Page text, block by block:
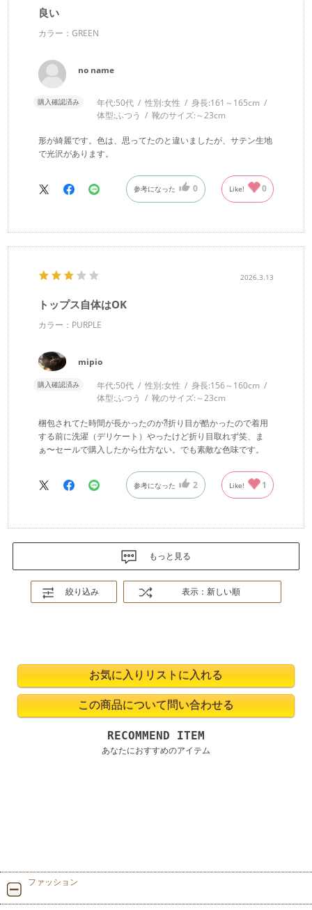
良い
カラー：GREEN
no name
購入確認済み 年代:50代 性別:女性 身長:161～165cm
体型:ふつう 靴のサイズ:～23cm
形が綺麗です。色は、思ってたのと違いましたが、サテン生地
で光沢があります。
参考になった 0 Like! 0
2026.3.13
トップス自体はOK
カラー：PURPLE
mipio
購入確認済み 年代:50代 性別:女性 身長:156～160cm
体型:ふつう 靴のサイズ:～23cm
梱包されてた時間が長かったのか⁈折り目が酷かったので着用
する前に洗濯（デリケート）やったけど折り目取れず笑、ま
ぁ〜セールで購入したから仕方ない。でも素敵な色味です。
参考になった 2 Like! 1
もっと見る
絞り込み 表示：新しい順
RECOMMEND ITEM
あなたにおすすめのアイテム
ファッション